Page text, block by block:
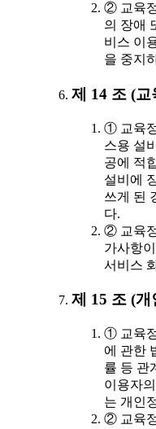
② 교육
의 장애
비스 이
을 중지
제 14 조 (
① 교육
스용 설
공에 적
설비에
쓰게 된
다.
② 교육
가사항
서비스
제 15 조 (
① 교육
에 관한
률 등 관
이용자
는 개인
② 교육